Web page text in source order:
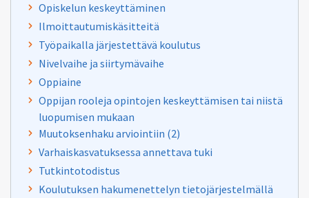
Opiskelun keskeyttäminen
Ilmoittautumiskäsitteitä
Työpaikalla järjestettävä koulutus
Nivelvaihe ja siirtymävaihe
Oppiaine
Oppijan rooleja opintojen keskeyttämisen tai niistä
luopumisen mukaan
Muutoksenhaku arviointiin (2)
Varhaiskasvatuksessa annettava tuki
Tutkintotodistus
Koulutuksen hakumenettelyn tietojärjestelmällä